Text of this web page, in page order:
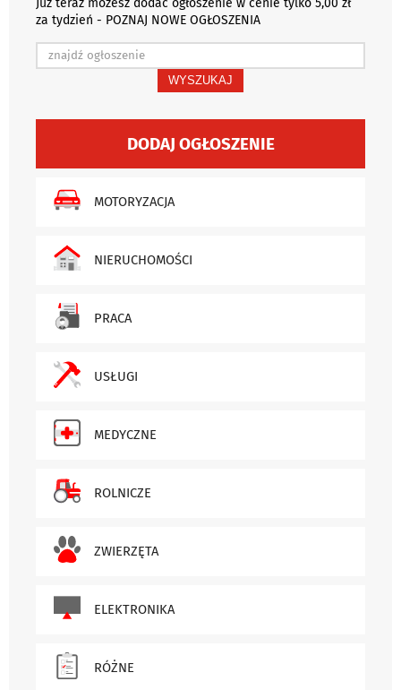
Już teraz możesz dodać ogłoszenie w cenie tylko 5,00 zł
za tydzień - POZNAJ NOWE OGŁOSZENIA
WYSZUKAJ
DODAJ OGŁOSZENIE
MOTORYZACJA
NIERUCHOMOŚCI
PRACA
USŁUGI
MEDYCZNE
ROLNICZE
ZWIERZĘTA
ELEKTRONIKA
RÓŻNE